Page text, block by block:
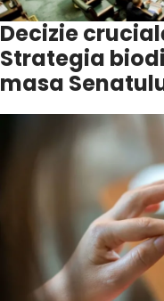
Decizie
Strategia
masa